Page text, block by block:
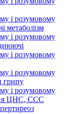
і розумовому
і розумовому
і розумовому
і розумовому
грипу
і розумовому
ЦНС, ССС